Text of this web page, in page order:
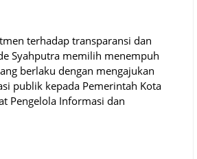
terhadap transparansi dan
Syahputra memilih menempuh
berlaku dengan mengajukan
publik kepada Pemerintah Kota
Pengelola Informasi dan